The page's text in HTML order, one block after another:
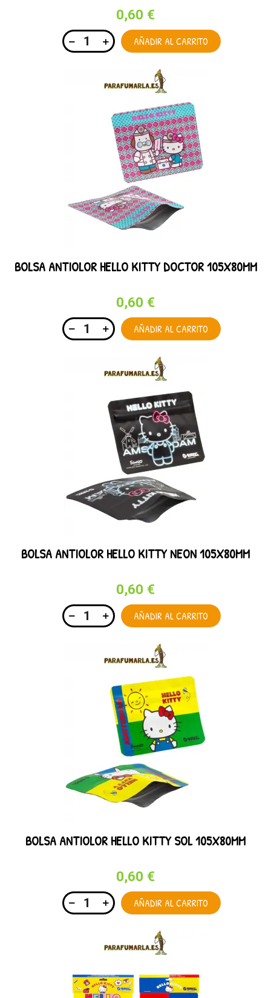
0,60 €
AÑADIR AL CARRITO
BOLSA ANTIOLOR HELLO KITTY DOCTOR 105X80MM
0,60 €
AÑADIR AL CARRITO
BOLSA ANTIOLOR HELLO KITTY NEON 105X80MM
0,60 €
AÑADIR AL CARRITO
BOLSA ANTIOLOR HELLO KITTY SOL 105X80MM
0,60 €
AÑADIR AL CARRITO